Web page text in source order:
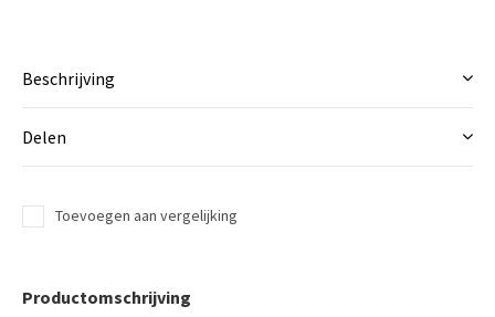
Beschrijving
Delen
Toevoegen aan vergelijking
Productomschrijving